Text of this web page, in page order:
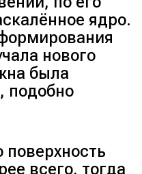
ядро.
нового
была
подобно
поверхность
всего, тогда